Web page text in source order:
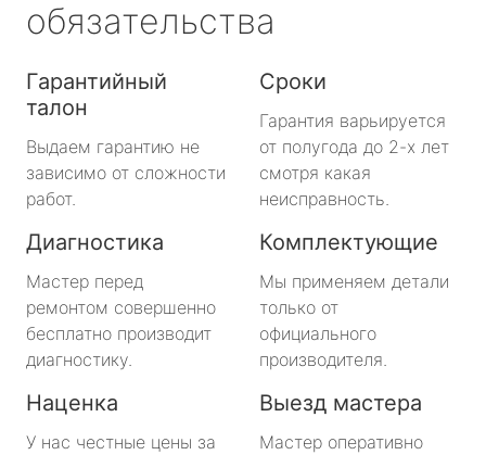
обязательства
Гарантийный
талон
Выдаем гарантию не
зависимо от сложности
работ.
Сроки
Гарантия варьируется
от полугода до 2-х лет
смотря какая
неисправность.
Диагностика
Мастер перед
ремонтом совершенно
бесплатно производит
диагностику.
Комплектующие
Мы применяем детали
только от
официального
производителя.
Наценка
У нас честные цены за
Выезд мастера
Мастер оперативно